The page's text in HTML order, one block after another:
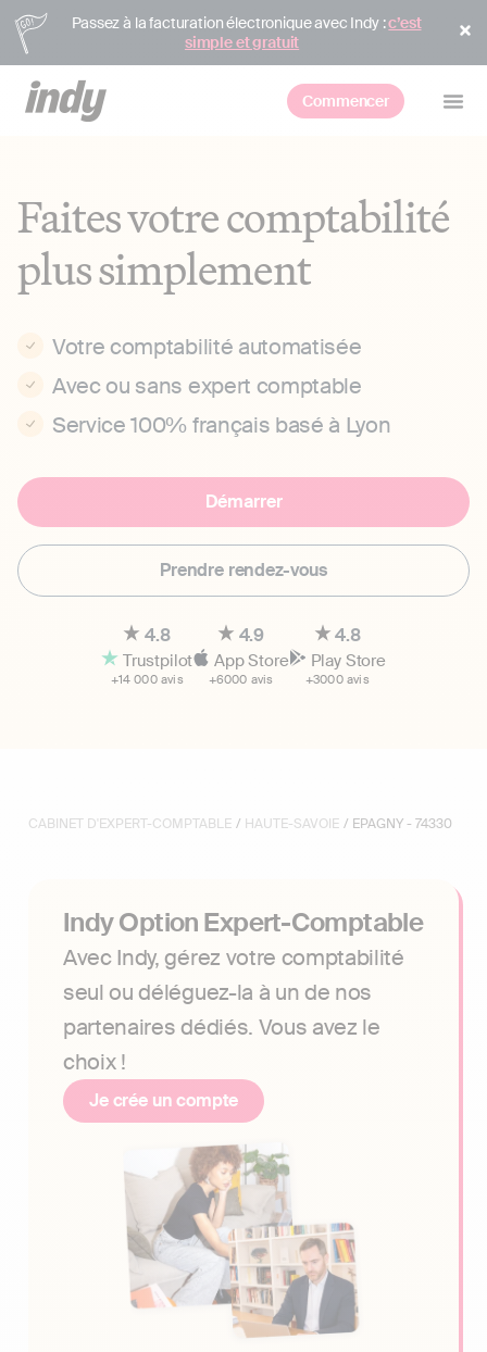
Passez à la facturation électronique avec Indy :c’est
simple et gratuit
Commencer
Faites votre comptabilité
plus simplement
Votre comptabilité automatisée
Avec ou sans expert comptable
Service 100% français basé à Lyon
Démarrer
Prendre rendez-vous
4.8
Trustpilot
+14 000 avis
4.9
App Store
+6000 avis
4.8
Play Store
+3000 avis
CABINET D'EXPERT-COMPTABLE / HAUTE-SAVOIE / EPAGNY - 74330
Indy Option Expert-Comptable
Avec Indy, gérez votre comptabilité
seul ou déléguez-la à un de nos
partenaires dédiés. Vous avez le
choix !
Je crée un compte